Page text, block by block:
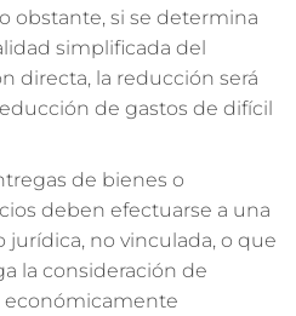
obstante, si se determina
simplificada del
directa, la reducción será
de gastos de difícil
de bienes o
deben efectuarse a una
jurídica, no vinculada, o que
la consideración de
económicamente